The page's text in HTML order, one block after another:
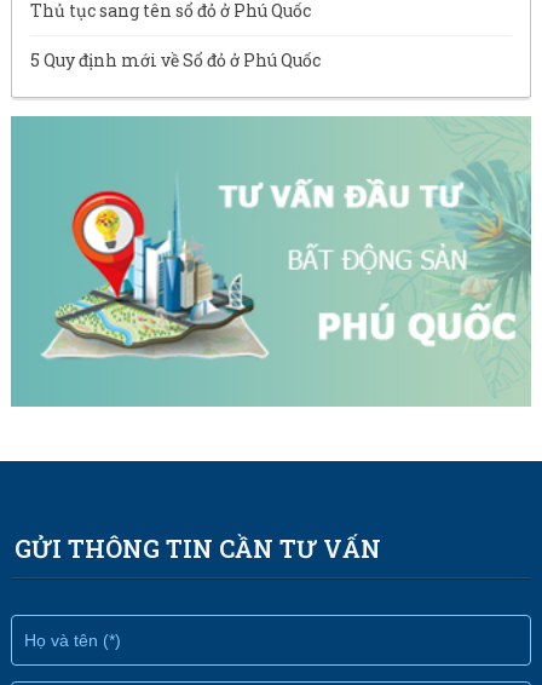
Thủ tục sang tên sổ đỏ ở Phú Quốc
5 Quy định mới về Sổ đỏ ở Phú Quốc
GỬI THÔNG TIN CẦN TƯ VẤN